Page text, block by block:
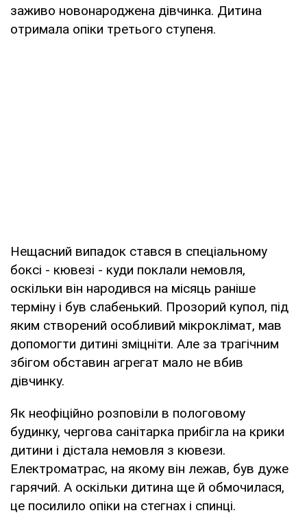
заживо новонароджена дівчинка. Дитина
отримала опіки третього ступеня.
Нещасний випадок стався в спеціальному
боксі - кювезі - куди поклали немовля,
оскільки він народився на місяць раніше
терміну і був слабенький. Прозорий купол, під
яким створений особливий мікроклімат, мав
допомогти дитині зміцніти. Але за трагічним
збігом обставин агрегат мало не вбив
дівчинку.
Як неофіційно розповіли в пологовому
будинку, чергова санітарка прибігла на крики
дитини і дістала немовля з кювези.
Електроматрас, на якому він лежав, був дуже
гарячий. А оскільки дитина ще й обмочилася,
це посилило опіки на стегнах і спинці.